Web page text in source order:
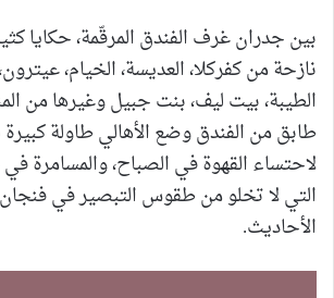
بين جدران غرف الفندق المرقّمة، حكايا
نازحة من كفركلا، العديسة، الخيام،
الطيبة، بيت ليف، بنت جبيل وغيرها من
طابق من الفندق وضع الأهالي طاولة
لاحتساء القهوة في الصباح، والمسامرة في
التي لا تخلو من طقوس التبصير في فنجان
الأحاديث.